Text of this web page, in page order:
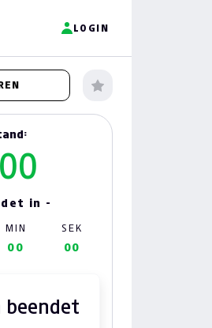
LOGIN
in -
MIN SEK
00 00